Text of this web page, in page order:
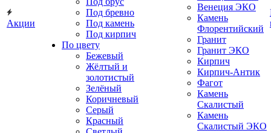
Акции
Под бревно
Под камень
Под кирпич
По цвету
Бежевый
Жёлтый и
золотистый
Зелёный
Коричневый
Серый
Красный
Венеция ЭКО
Камень
Флорентийский
Гранит
Гранит ЭКО
Кирпич
Кирпич-Антик
Фагот
Камень
Скалистый
Камень
Скалистый ЭКО